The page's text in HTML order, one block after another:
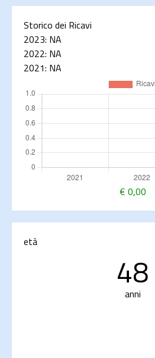
Storico dei Ricavi
2023: NA
2022: NA
2021: NA
€ 0,00
età
48
anni